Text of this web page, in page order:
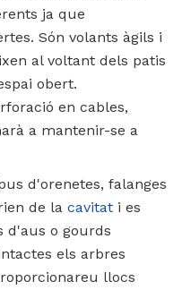
ja que
Són volants àgils i
al voltant dels patis
obert.
en cables,
a mantenir-se a
d'orenetes, falanges
de la cavitat i es
d'aus o gourds
els arbres
llocs